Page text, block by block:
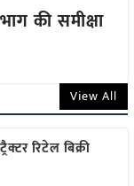
की समीक्षा
View All
रिटेल बिक्री